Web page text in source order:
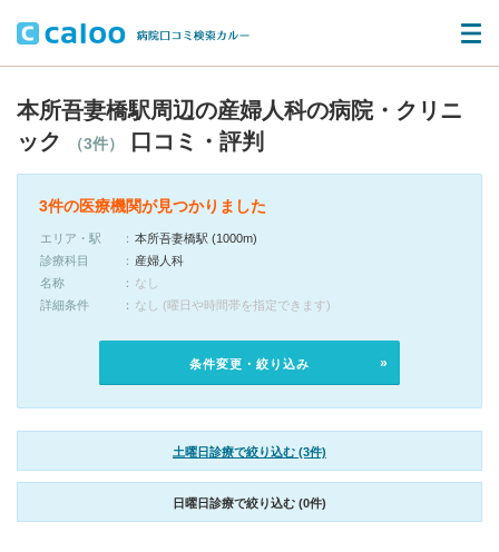
本所吾妻橋駅周辺の産婦人科の病院・クリニ
ック
（3件） 口コミ・評判
3件の医療機関が見つかりました
エリア・駅
本所吾妻橋駅 (1000m)
診療科目
産婦人科
名称
なし
詳細条件
なし (曜日や時間帯を指定できます)
条件変更・絞り込み
土曜日診療で絞り込む (3件)
日曜日診療で絞り込む (0件)